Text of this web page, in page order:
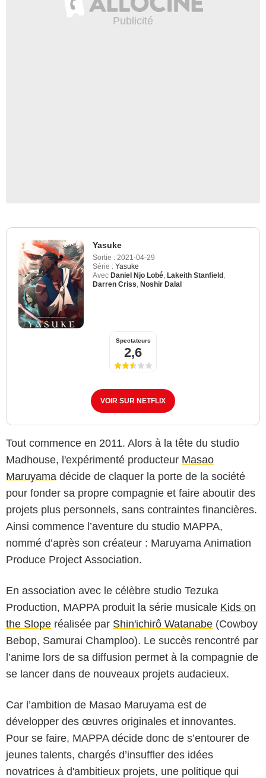
Yasuke
Sortie : 2021-04-29
Série : Yasuke
Avec Daniel Njo Lobé Lakeith Stanfield
Darren Criss Noshir Dalal
Spectateurs
2,6
VOIR SUR NETFLIX
Tout commence en 2011. Alors à la tête du studio
Madhouse, l'expérimenté producteur Masao
Maruyama décide de claquer la porte de la société
pour fonder sa propre compagnie et faire aboutir des
projets plus personnels, sans contraintes financières.
Ainsi commence l’aventure du studio MAPPA,
nommé d’après son créateur : Maruyama Animation
Produce Project Association.
En association avec le célèbre studio Tezuka
Production, MAPPA produit la série musicale Kids on
the Slope réalisée par Shin'ichirô Watanabe (Cowboy
Bebop, Samurai Champloo). Le succès rencontré par
l’anime lors de sa diffusion permet à la compagnie de
se lancer dans de nouveaux projets audacieux.
Car l’ambition de Masao Maruyama est de
développer des œuvres originales et innovantes.
Pour se faire, MAPPA décide donc de s’entourer de
jeunes talents, chargés d’insuffler des idées
novatrices à d'ambitieux projets, une politique qui